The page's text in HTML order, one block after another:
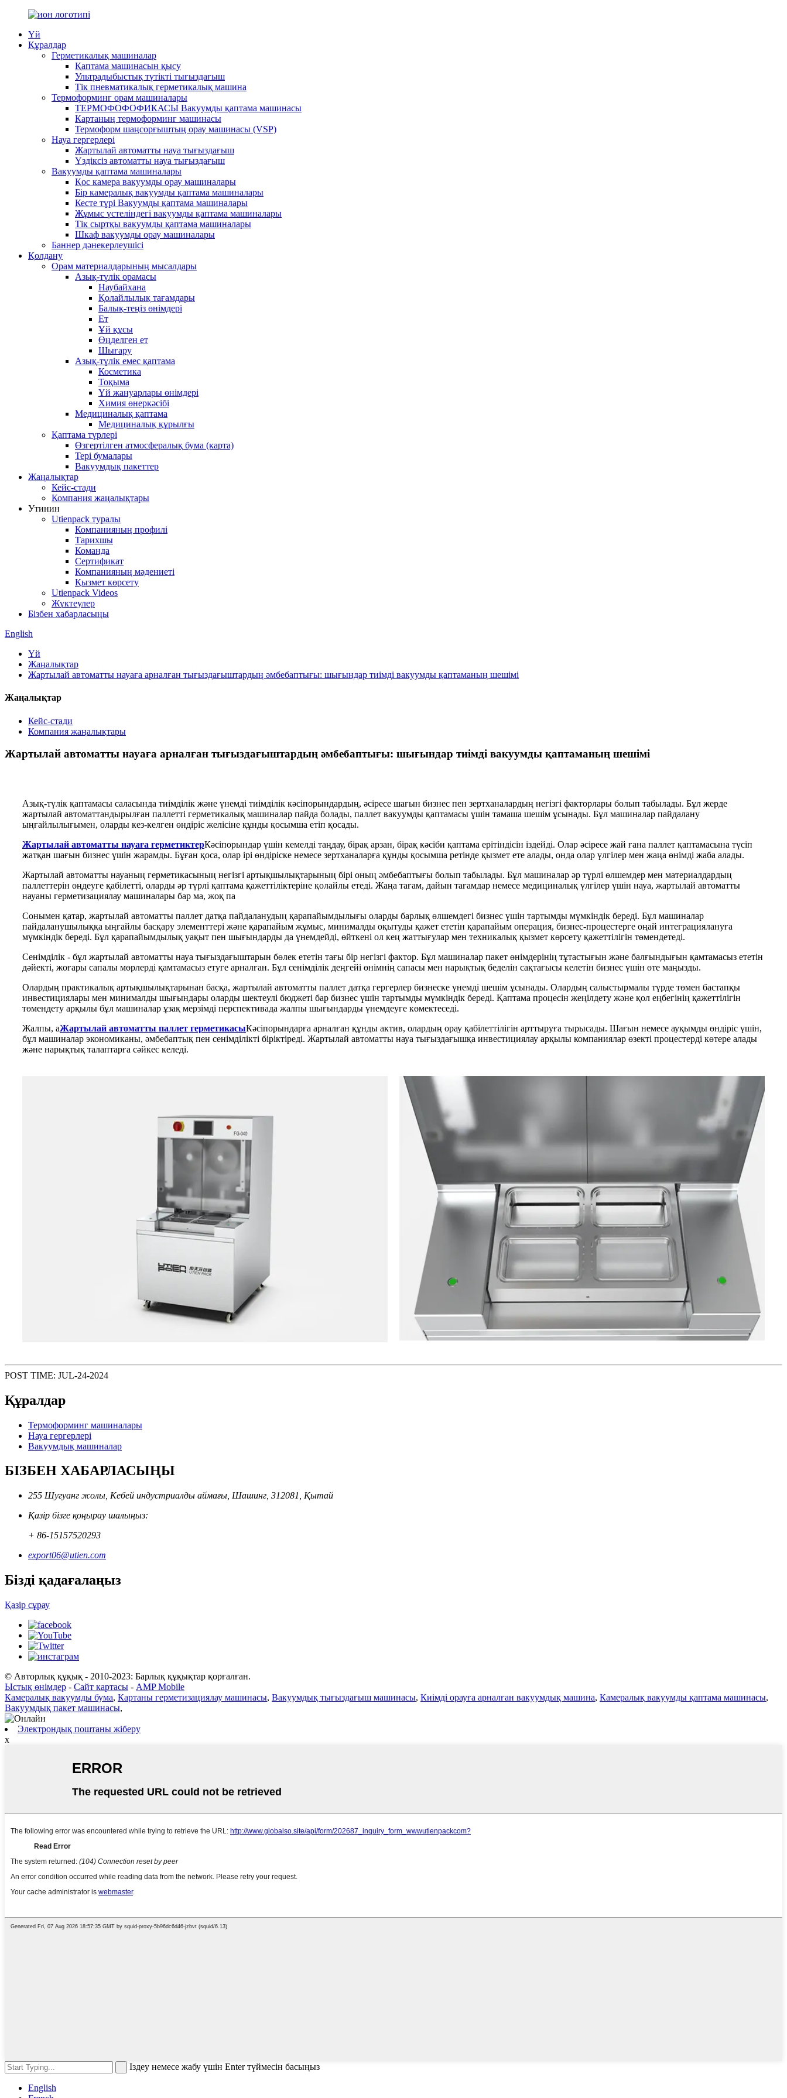
Үй
Құралдар
Герметикалық машиналар
Қаптама машинасын қысу
Ультрадыбыстық түтікті тығыздағыш
Тік пневматикалық герметикалық машина
Термоформинг орам машиналары
ТЕРМОФОФОФИКАСЫ Вакуумды қаптама машинасы
Картаның термоформинг машинасы
Термоформ шаңсорғыштың орау машинасы (VSP)
Науа гергерлері
Жартылай автоматты науа тығыздағыш
Үздіксіз автоматты науа тығыздағыш
Вакуумды қаптама машиналары
Қос камера вакуумды орау машиналары
Бір камералық вакуумды қаптама машиналары
Кесте түрі Вакуумды қаптама машиналары
Жұмыс үстеліндегі вакуумды қаптама машиналары
Тік сыртқы вакуумды қаптама машиналары
Шкаф вакуумды орау машиналары
Баннер дәнекерлеушісі
Қолдану
Орам материалдарының мысалдары
Азық-түлік орамасы
Наубайхана
Қолайлылық тағамдары
Балық-теңіз өнімдері
Ет
Ұй құсы
Өңделген ет
Шығару
Азық-түлік емес қаптама
Косметика
Тоқыма
Үй жануарлары өнімдері
Химия өнеркәсібі
Медициналық қаптама
Медициналық құрылғы
Қаптама түрлері
Өзгертілген атмосфералық бума (карта)
Тері бумалары
Вакуумдық пакеттер
Жаңалықтар
Кейс-стади
Компания жаңалықтары
Утинин
Utienpack туралы
Компанияның профилі
Тарихшы
Команда
Сертификат
Компанияның мәдениеті
Қызмет көрсету
Utienpack Videos
Жүктеулер
Бізбен хабарласыңы
English
Үй
Жаңалықтар
Жартылай автоматты науаға арналған тығыздағыштардың әмбебаптығы: шығындар тиімді вакуумды қаптаманың шешімі
Жаңалықтар
Кейс-стади
Компания жаңалықтары
Жартылай автоматты науаға арналған тығыздағыштардың әмбебаптығы: шығындар тиімді вакуумды қаптаманың шешімі
Азық-түлік қаптамасы саласында тиімділік және үнемді тиімділік кәсіпорындардың, әсіресе шағын бизнес пен зертханалардың негізгі факторлары болып табылады. Бұл жерде
жартылай автоматтандырылған паллетті герметикалық машиналар пайда болады, паллет вакуумды қаптамасы үшін тамаша шешім ұсынады. Бұл машиналар пайдалану
ыңғайлылығымен, оларды кез-келген өндіріс желісіне құнды қосымша етіп қосады.
Жартылай автоматты науаға герметиктерКәсіпорындар үшін кемелді таңдау, бірақ арзан, бірақ кәсіби қаптама ерітіндісін іздейді. Олар әсіресе жай ғана паллет қаптамасына түсіп
жатқан шағын бизнес үшін жарамды. Бұған қоса, олар ірі өндіріске немесе зертханаларға құнды қосымша ретінде қызмет ете алады, онда олар үлгілер мен жаңа өнімді жаба алады.
Жартылай автоматты науаның герметикасының негізгі артықшылықтарының бірі оның әмбебаптығы болып табылады. Бұл машиналар әр түрлі өлшемдер мен материалдардың
паллеттерін өңдеуге қабілетті, оларды әр түрлі қаптама қажеттіліктеріне қолайлы етеді. Жаңа тағам, дайын тағамдар немесе медициналық үлгілер үшін науа, жартылай автоматты
науаны герметизациялау машиналары бар ма, жоқ па
Сонымен қатар, жартылай автоматты паллет датқа пайдаланудың қарапайымдылығы оларды барлық өлшемдегі бизнес үшін тартымды мүмкіндік береді. Бұл машиналар
пайдаланушылыққа ыңғайлы басқару элементтері және қарапайым жұмыс, минималды оқытуды қажет ететін қарапайым операция, бизнес-процестерге оңай интеграциялануға
мүмкіндік береді. Бұл қарапайымдылық уақыт пен шығындарды да үнемдейді, өйткені ол кең жаттығулар мен техникалық қызмет көрсету қажеттілігін төмендетеді.
Сенімділік - бұл жартылай автоматты науа тығыздағыштарын бөлек ететін тағы бір негізгі фактор. Бұл машиналар пакет өнімдерінің тұтастығын және балғындығын қамтамасыз ететін
дәйекті, жоғары сапалы мөрлерді қамтамасыз етуге арналған. Бұл сенімділік деңгейі өнімнің сапасы мен нарықтық беделін сақтағысы келетін бизнес үшін өте маңызды.
Олардың практикалық артықшылықтарынан басқа, жартылай автоматты паллет датқа гергерлер бизнеске үнемді шешім ұсынады. Олардың салыстырмалы түрде төмен бастапқы
инвестициялары мен минималды шығындары оларды шектеулі бюджеті бар бизнес үшін тартымды мүмкіндік береді. Қаптама процесін жеңілдету және қол еңбегінің қажеттілігін
төмендету арқылы бұл машиналар ұзақ мерзімді перспективада жалпы шығындарды үнемдеуге көмектеседі.
Жалпы, аЖартылай автоматты паллет герметикасыКәсіпорындарға арналған құнды актив, олардың орау қабілеттілігін арттыруға тырысады. Шағын немесе ауқымды өндіріс үшін,
бұл машиналар экономиканы, әмбебаптық пен сенімділікті біріктіреді. Жартылай автоматты науа тығыздағышқа инвестициялау арқылы компаниялар өзекті процестерді көтере алады
және нарықтық талаптарға сәйкес келеді.
POST TIME: JUL-24-2024
Құралдар
Термоформинг машиналары
Науа гергерлері
Вакуумдық машиналар
БІЗБЕН ХАБАРЛАСЫҢЫ
255 Шугуанг жолы, Кебей индустриалды аймағы, Шашинг, 312081, Қытай
Қазір бізге қоңырау шалыңыз:
+ 86-15157520293
export06@utien.com
Бізді қадағалаңыз
Қазір сұрау
© Авторлық құқық - 2010-2023: Барлық құқықтар қорғалған.
Ыстық өнімдер - Сайт картасы - AMP Mobile
Камералық вакуумды бума, Картаны герметизациялау машинасы, Вакуумдық тығыздағыш машинасы, Киімді орауға арналған вакуумдық машина, Камералық вакуумды қаптама машинасы,
Вакуумдық пакет машинасы,
Электрондық поштаны жіберу
x
Іздеу немесе жабу үшін Enter түймесін басыңыз
English